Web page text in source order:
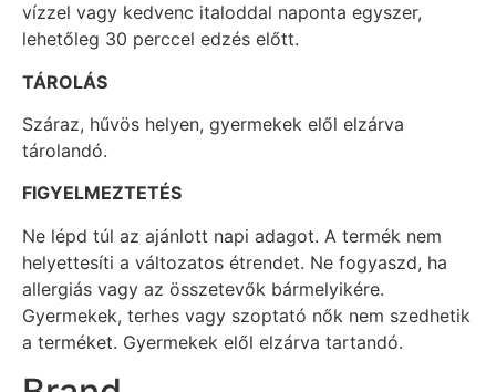
vízzel vagy kedvenc italoddal naponta egyszer,
lehetőleg 30 perccel edzés előtt.
TÁROLÁS
Száraz, hűvös helyen, gyermekek elől elzárva
tárolandó.
FIGYELMEZTETÉS
Ne lépd túl az ajánlott napi adagot. A termék nem
helyettesíti a változatos étrendet. Ne fogyaszd, ha
allergiás vagy az összetevők bármelyikére.
Gyermekek, terhes vagy szoptató nők nem szedhetik
a terméket. Gyermekek elől elzárva tartandó.